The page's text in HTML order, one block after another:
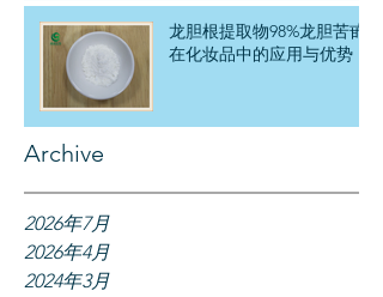
龙胆根提取物98%龙胆苦甙
在化妆品中的应用与优势
Archive
2026年7月
2026年4月
2024年3月